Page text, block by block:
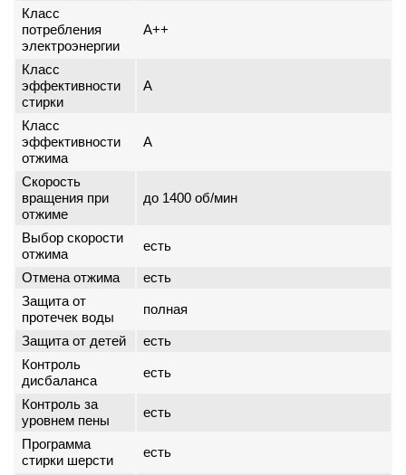
Класс
потребления
электроэнергии
A++
Класс
эффективности
стирки
A
Класс
эффективности
отжима
A
Скорость
вращения при
отжиме
до 1400 об/мин
Выбор скорости
отжима
есть
Отмена отжима
есть
Защита от
протечек воды
полная
Защита от детей
есть
Контроль
дисбаланса
есть
Контроль за
уровнем пены
есть
Программа
стирки шерсти
есть